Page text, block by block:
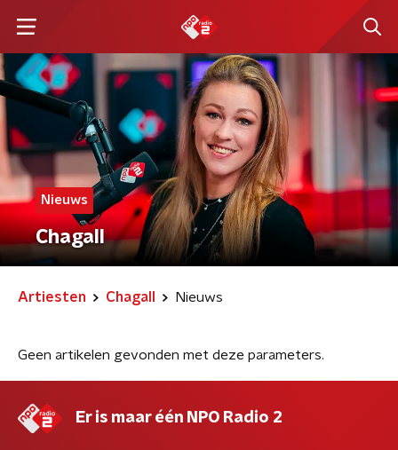
Nieuws
Chagall
Artiesten Chagall Nieuws
Geen artikelen gevonden met deze parameters.
Er is maar één NPO Radio 2